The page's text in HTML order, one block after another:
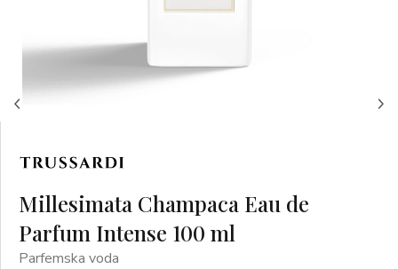
Millesimata Champaca Eau de
Parfum Intense 100 ml
Parfemska voda